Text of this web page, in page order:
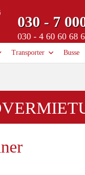
030 - 7
030 - 4 60 60 68
Transporter Busse